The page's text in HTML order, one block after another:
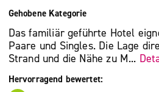
Gehobene Kategorie
Das familiär geführte Hotel
Paare und Singles. Die Lage
Strand und die Nähe zu M...
Hervorragend bewertet: